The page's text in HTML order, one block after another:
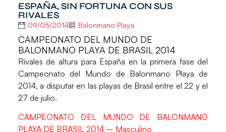
ESPAÑA, SIN FORTUNA CON SUS
RIVALES
09/05/2014 Balonmano Playa
CAMPEONATO DEL MUNDO DE
BALONMANO PLAYA DE BRASIL 2014
Rivales de altura para España en la primera fase del
Campeonato del Mundo de Balonmano Playa de
2014, a disputar en las playas de Brasil entre el 22 y el
27 de julio.
CAMPEONATO DEL MUNDO DE BALONMANO
PLAYA DE BRASIL 2014 – Masculino